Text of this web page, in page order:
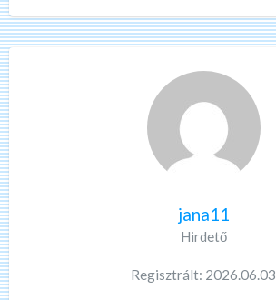
jana11
Hirdető
Regisztrált: 2026.06.03